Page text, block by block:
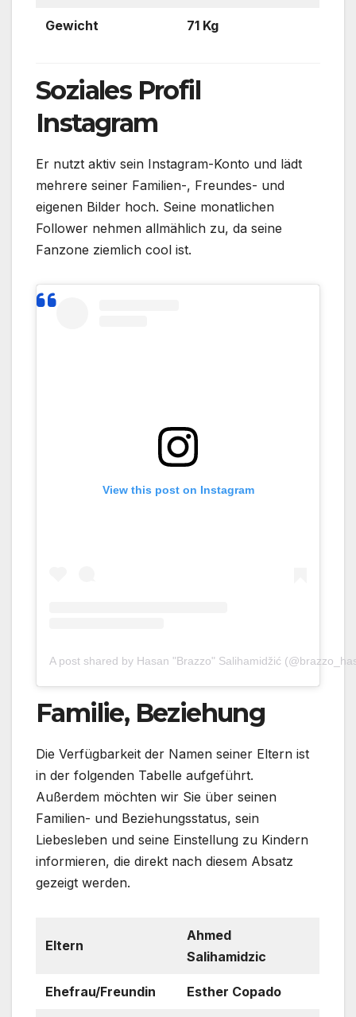
Gewicht 71 Kg
Soziales Profil
Instagram
Er nutzt aktiv sein Instagram-Konto und lädt
mehrere seiner Familien-, Freundes- und
eigenen Bilder hoch. Seine monatlichen
Follower nehmen allmählich zu, da seine
Fanzone ziemlich cool ist.
View this post on Instagram
A post shared by Hasan "Brazzo" Salihamidžić
Familie, Beziehung
Die Verfügbarkeit der Namen seiner Eltern ist
in der folgenden Tabelle aufgeführt.
Außerdem möchten wir Sie über seinen
Familien- und Beziehungsstatus, sein
Liebesleben und seine Einstellung zu Kindern
informieren, die direkt nach diesem Absatz
gezeigt werden.
Eltern
Ahmed
Salihamidzic
Ehefrau/Freundin Esther Copado